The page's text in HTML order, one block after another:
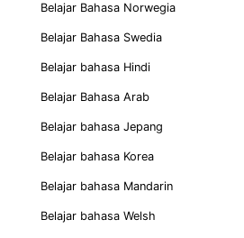
Belajar Bahasa Norwegia
Belajar Bahasa Swedia
Belajar bahasa Hindi
Belajar Bahasa Arab
Belajar bahasa Jepang
Belajar bahasa Korea
Belajar bahasa Mandarin
Belajar bahasa Welsh